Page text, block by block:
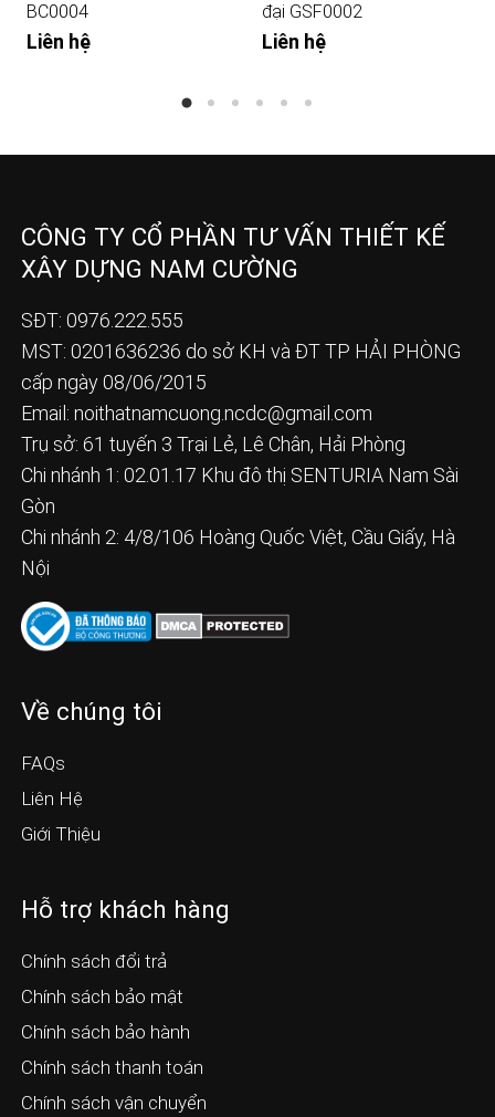
BC0004
Liên hệ
đại GSF0002
Liên hệ
CÔNG TY CỔ PHẦN TƯ VẤN THIẾT KẾ
XÂY DỰNG NAM CƯỜNG
SĐT: 0976.222.555
MST: 0201636236 do sở KH và ĐT TP HẢI PHÒNG
cấp ngày 08/06/2015
Email: noithatnamcuong.ncdc@gmail.com
Trụ sở: 61 tuyến 3 Trại Lẻ, Lê Chân, Hải Phòng
Chi nhánh 1: 02.01.17 Khu đô thị SENTURIA Nam Sài
Gòn
Chi nhánh 2: 4/8/106 Hoàng Quốc Việt, Cầu Giấy, Hà
Nội
Về chúng tôi
FAQs
Liên Hệ
Giới Thiệu
Hỗ trợ khách hàng
Chính sách đổi trả
Chính sách bảo mật
Chính sách bảo hành
Chính sách thanh toán
Chính sách vận chuyển